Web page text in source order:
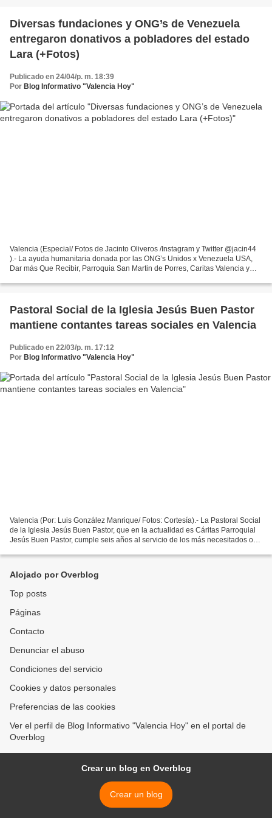
Diversas fundaciones y ONG’s de Venezuela
entregaron donativos a pobladores del estado
Lara (+Fotos)
Publicado en 24/04/p. m. 18:39
Por Blog Informativo "Valencia Hoy"
Valencia (Especial/ Fotos de Jacinto Oliveros /Instagram y Twitter @jacin44
).- La ayuda humanitaria donada por las ONG’s Unidos x Venezuela USA,
Dar más Que Recibir, Parroquia San Martin de Porres, Caritas Valencia y
Pastoral Social de la Iglesia Jesús Buen Pastor
mantiene contantes tareas sociales en Valencia
Publicado en 22/03/p. m. 17:12
Por Blog Informativo "Valencia Hoy"
Valencia (Por: Luis González Manrique/ Fotos: Cortesía).- La Pastoral Social
de la Iglesia Jesús Buen Pastor, que en la actualidad es Cáritas Parroquial
Jesús Buen Pastor, cumple seis años al servicio de los más necesitados o
Alojado por Overblog
Top posts
Páginas
Contacto
Denunciar el abuso
Condiciones del servicio
Cookies y datos personales
Preferencias de las cookies
Ver el perfil de Blog Informativo "Valencia Hoy" en el portal de
Overblog
Crear un blog en Overblog
Crear un blog